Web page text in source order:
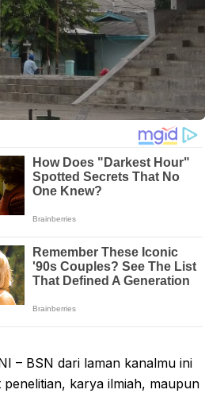
– BSN dari laman kanalmu ini
karya ilmiah, maupun